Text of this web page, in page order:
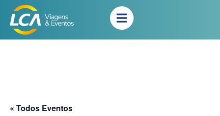
« Todos Eventos